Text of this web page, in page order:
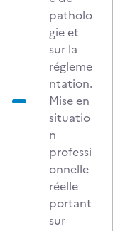
patholo
gie et
sur la
régleme
ntation.
Mise en
situatio
n
professi
onnelle
réelle
portant
sur